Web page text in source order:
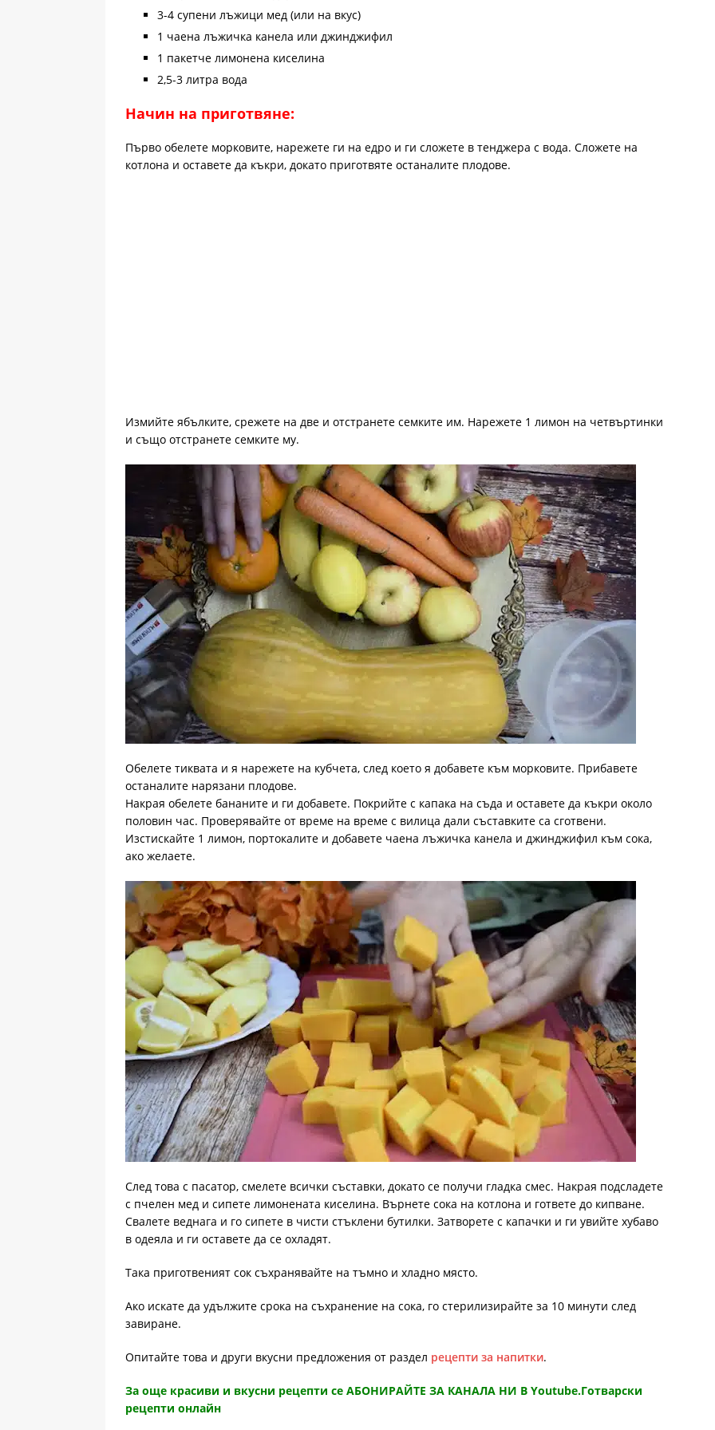
3-4 супени лъжици мед (или на вкус)
1 чаена лъжичка канела или джинджифил
1 пакетче лимонена киселина
2,5-3 литра вода
Начин на приготвяне:
Първо обелете морковите, нарежете ги на едро и ги сложете в тенджера с вода. Сложете на
котлона и оставете да къкри, докато приготвяте останалите плодове.
Измийте ябълките, срежете на две и отстранете семките им. Нарежете 1 лимон на четвъртинки
и също отстранете семките му.
Обелете тиквата и я нарежете на кубчета, след което я добавете към морковите. Прибавете
останалите нарязани плодове.
Накрая обелете бананите и ги добавете. Покрийте с капака на съда и оставете да къкри около
половин час. Проверявайте от време на време с вилица дали съставките са сготвени.
Изстискайте 1 лимон, портокалите и добавете чаена лъжичка канела и джинджифил към сока,
ако желаете.
След това с пасатор, смелете всички съставки, докато се получи гладка смес. Накрая подсладете
с пчелен мед и сипете лимонената киселина. Върнете сока на котлона и гответе до кипване.
Свалете веднага и го сипете в чисти стъклени бутилки. Затворете с капачки и ги увийте хубаво
в одеяла и ги оставете да се охладят.
Така приготвеният сок съхранявайте на тъмно и хладно място.
Ако искате да удължите срока на съхранение на сока, го стерилизирайте за 10 минути след
завиране.
Опитайте това и други вкусни предложения от раздел рецепти за напитки.
За още красиви и вкусни рецепти се АБОНИРАЙТЕ ЗА КАНАЛА НИ В Youtube.Готварски
рецепти онлайн